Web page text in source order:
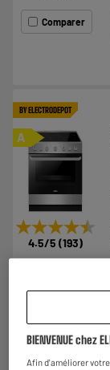
Comparer
BY ELECTRODEPOT
A
★★★★★
★★★★★
4.5/5 (193)
BIENVENUE chez
Afin d'améliorer votre